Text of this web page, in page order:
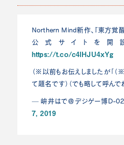
Northern Mind新作、『東方覚
公式サイトを開
https://t.co/c4lHJU4xYg
（※以前もお伝えしましたが「（
て題名です）（でも略して呼んで
— 峅井はで＠デジゲー博D-
7, 2019